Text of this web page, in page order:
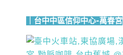
｜台中中區信仰中心-萬春宮